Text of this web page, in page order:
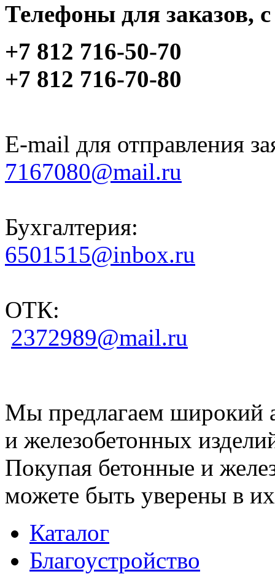
Телефоны для заказов,
+7 812 716-50-70
+7 812 716-70-80
E-mail для отправления
7167080@mail.ru
Бухгалтерия:
6501515@inbox.ru
ОТК:
2372989@mail.ru
Мы предлагаем широкий
и железобетонных
Покупая бетонные и
можете быть уверены в их
Каталог
Благоустройство